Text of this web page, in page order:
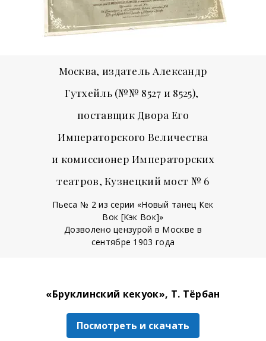
Москва, издатель Александр
Гутхейль (№№ 8527 и 8525),
поставщик Двора Его
Императорского Величества
и комиссионер Императорских
театров, Кузнецкий мост № 6
Пьеса № 2 из серии «Новый танец Кек
Вок [Кэк Вок]»
Дозволено цензурой в Москве в
сентябре 1903 года
«Бруклинский кекуок», Т. Тёрбан
Посмотреть и скачать